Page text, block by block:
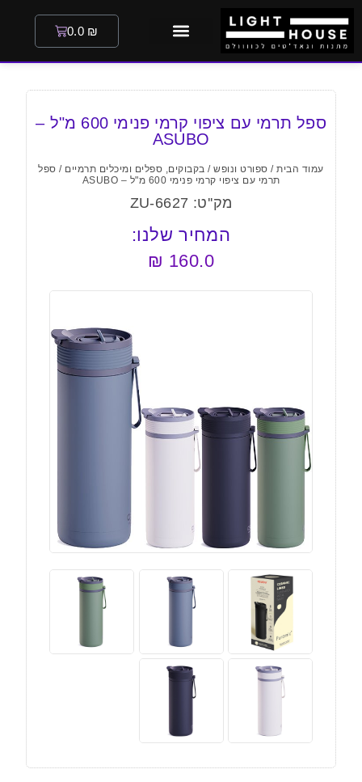
0.0 ₪
ספל תרמי עם ציפוי קרמי פנימי 600 מ"ל –
ASUBO
עמוד הבית/ ספורט ונופש/ בקבוקים, ספלים ומיכלים תרמיים / ספל
תרמי עם ציפוי קרמי פנימי 600 מ"ל – ASUBO
מק''ט: ZU-6627
המחיר שלנו:
160.0
₪